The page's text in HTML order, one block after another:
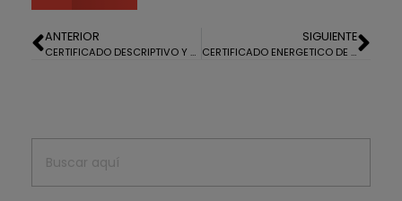
ANTERIOR
CERTIFICADO DESCRIPTIVO Y GRAFICO DE 4 VIVIENDAS EN PUNTA UMBRIA
SIGUIENTE
CERTIFICADO ENERGETICO DE UN PISO EN GIBRALEON